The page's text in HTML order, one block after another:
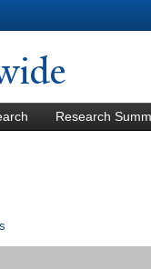
Research